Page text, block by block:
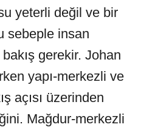
yeterli değil ve bir
sebeple insan
gerekir. Johan
yapı-merkezli ve
açısı üzerinden
Mağdur-merkezli